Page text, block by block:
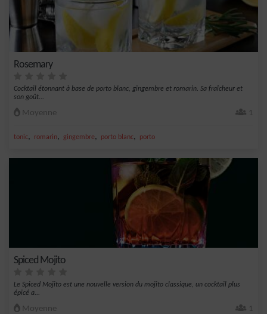
Rosemary
Cocktail étonnant à base de porto blanc, gingembre et romarin. Sa fraîcheur et
son goût...
Moyenne 1
tonic, romarin, gingembre, porto blanc, porto
Spiced Mojito
Le Spiced Mojito est une nouvelle version du mojito classique, un cocktail plus
épicé a...
Moyenne 1